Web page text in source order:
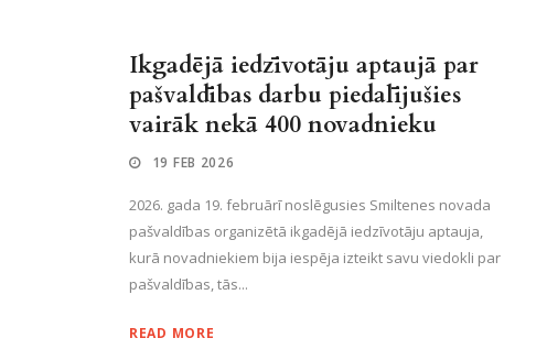
Ikgadējā iedzīvotāju aptaujā par
pašvaldības darbu piedalījušies
vairāk nekā 400 novadnieku
19 FEB 2026
2026. gada 19. februārī noslēgusies Smiltenes novada
pašvaldības organizētā ikgadējā iedzīvotāju aptauja,
kurā novadniekiem bija iespēja izteikt savu viedokli par
pašvaldības, tās...
READ MORE